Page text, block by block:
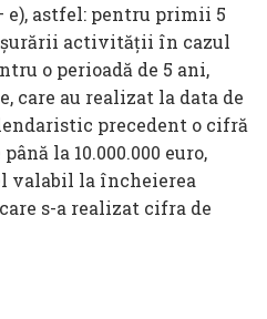
e), astfel: pentru primii 5
activității în cazul
o perioadă de 5 ani,
care au realizat la data de
precedent o cifră
la 10.000.000 euro,
valabil la încheierea
s-a realizat cifra de